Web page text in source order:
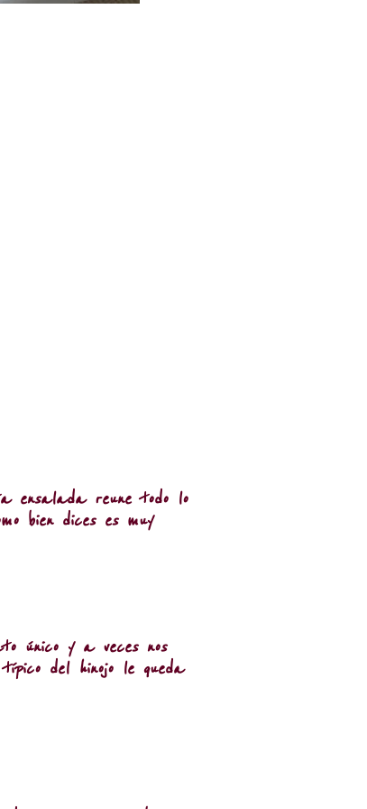
ensalada reune todo lo
bien dices es muy
único y a veces nos
del hinojo le queda